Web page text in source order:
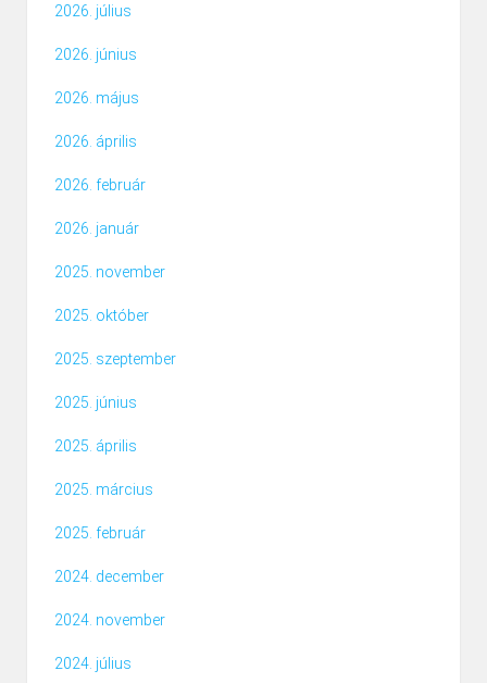
2026. július
2026. június
2026. május
2026. április
2026. február
2026. január
2025. november
2025. október
2025. szeptember
2025. június
2025. április
2025. március
2025. február
2024. december
2024. november
2024. július